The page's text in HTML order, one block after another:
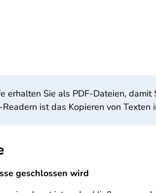
erhalten Sie als PDF-Dateien,
Readern ist das Kopieren von
geschlossen wird